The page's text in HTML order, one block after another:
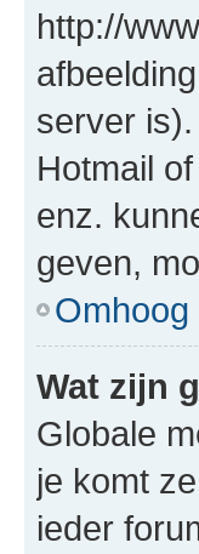
http://
server
Hotmail
enz.
geven,
Omhoog
Wat zijn
Globale
je komt
ieder